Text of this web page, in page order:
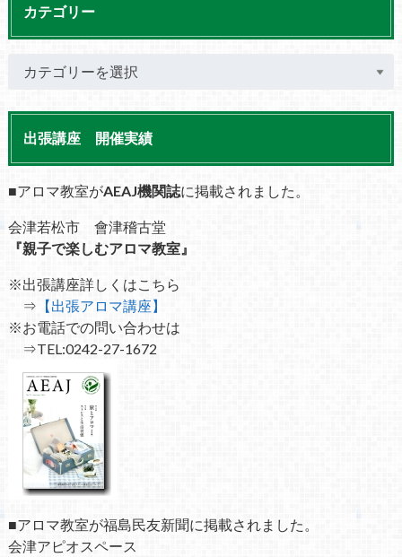
カテゴリー
出張講座 開催実績
■アロマ教室がAEAJ機関誌に掲載されました。
会津若松市 會津稽古堂
『親子で楽しむアロマ教室』
※出張講座詳しくはこちら
⇒ 【出張アロマ講座】
※お電話での問い合わせは
⇒TEL:0242-27-1672
■アロマ教室が福島民友新聞に掲載されました。
会津アピオスペース